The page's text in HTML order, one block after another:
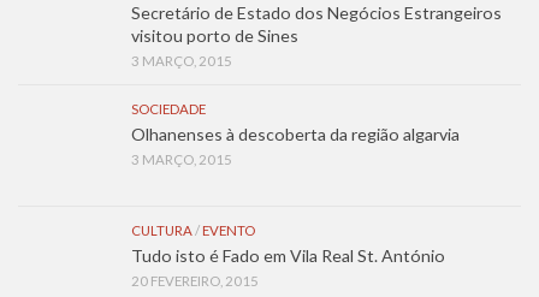
Secretário de Estado dos Negócios Estrangeiros
visitou porto de Sines
3 MARÇO, 2015
SOCIEDADE
Olhanenses à descoberta da região algarvia
3 MARÇO, 2015
CULTURA/ EVENTO
Tudo isto é Fado em Vila Real St. António
20 FEVEREIRO, 2015